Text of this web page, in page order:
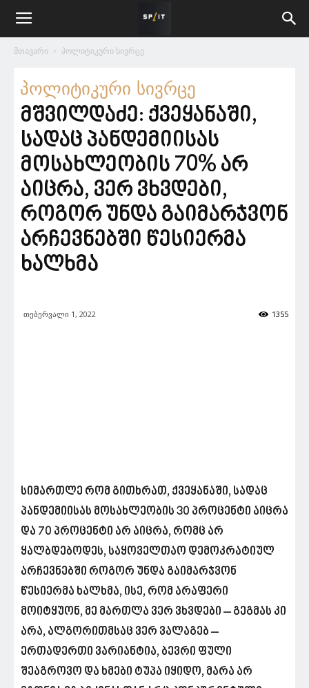
მთავარი პოლიტიკური სივრცე
პოლიტიკური სივრცე
მშვილდაძე: ქვეყანაში,
სადაც პანდემიისას
მოსახლეობის 70% არ
აიცრა, ვერ ვხვდები,
როგორ უნდა გაიმარჯვონ
არჩევნებში წესიერმა
ხალხმა
თებერვალი 1, 2022 1355
სიმართლე რომ გითხრათ, ქვეყანაში, სადაც
პანდემიისას მოსახლეობის 30 პროცენტი აიცრა
და 70 პროცენტი არ აიცრა, რომც არ
ყალბდებოდეს, საყოველთაო დემოკრატიულ
არჩევნებში როგორ უნდა გაიმარჯვონ
წესიერმა ხალხმა, ისე, რომ არაფერი
მოიტყუონ, მე მართლა ვერ ვხვდები – გეგმას კი
არა, ალგორითმსაც ვერ ვალაგებ –
ერთადერთი ვარიანტია, ბევრი ფული
შეაგროვო და ხმები ტუპა იყიდო, მარა არ